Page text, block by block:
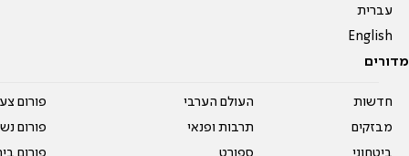
עברית
English
מדורים
חדשות
מבזקים
העולם הערבי
תרבות ופנאי
פורום
פורום